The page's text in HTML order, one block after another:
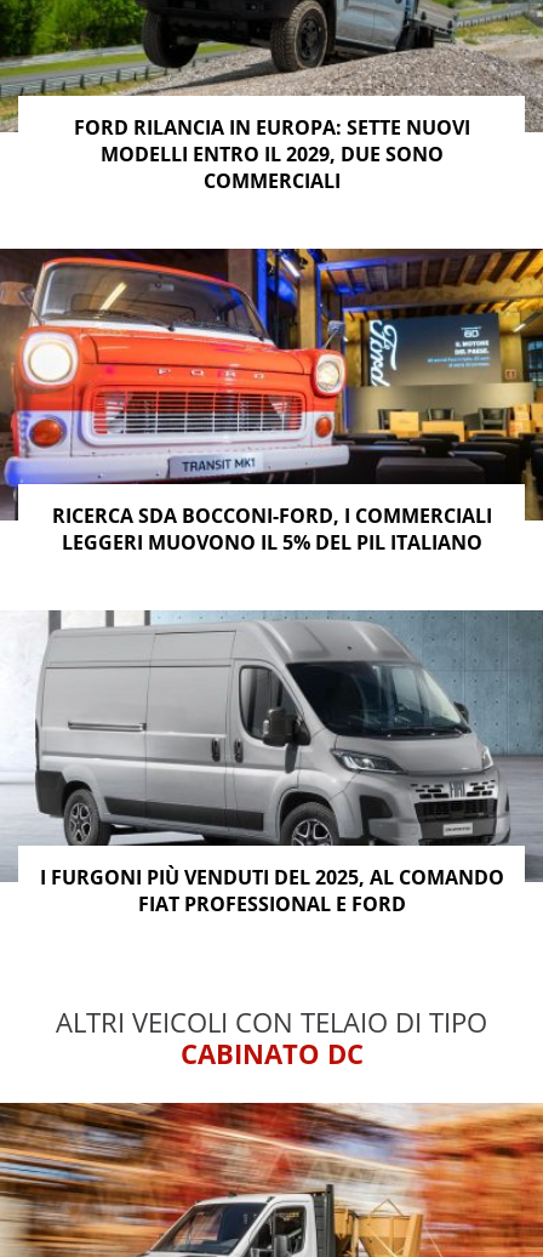
FORD RILANCIA IN EUROPA: SETTE NUOVI
MODELLI ENTRO IL 2029, DUE SONO
COMMERCIALI
RICERCA SDA BOCCONI-FORD, I COMMERCIALI
LEGGERI MUOVONO IL 5% DEL PIL ITALIANO
I FURGONI PIÙ VENDUTI DEL 2025, AL COMANDO
FIAT PROFESSIONAL E FORD
ALTRI VEICOLI CON TELAIO DI TIPO
CABINATO DC